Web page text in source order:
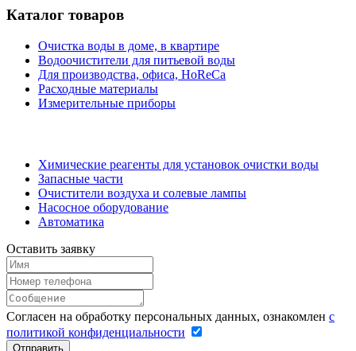
Каталог товаров
Очистка воды в доме, в квартире
Водоочистители для питьевой воды
Для производства, офиса, HoReCa
Расходные материалы
Измерительные приборы
Химические реагенты для установок очистки воды
Запасные части
Очистители воздуха и солевые лампы
Насосное оборудование
Автоматика
Оставить заявку
Согласен на обработку персональных данных, ознакомлен с
политикой конфиденциальности
Отправить